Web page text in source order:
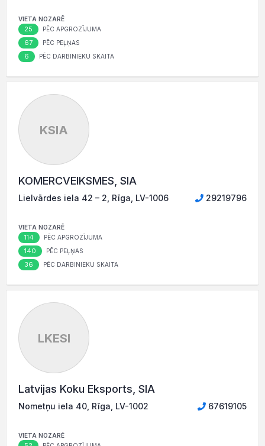
VIETA NOZARĒ
25 PĒC APGROZĪJUMA
67 PĒC PEĻŅAS
6 PĒC DARBINIEKU SKAITA
KSIA
KOMERCVEIKSMES, SIA
Lielvārdes iela 42 – 2, Rīga, LV-1006 29219796
VIETA NOZARĒ
114 PĒC APGROZĪJUMA
140 PĒC PEĻŅAS
36 PĒC DARBINIEKU SKAITA
LKESI
Latvijas Koku Eksports, SIA
Nometņu iela 40, Rīga, LV-1002 67619105
VIETA NOZARĒ